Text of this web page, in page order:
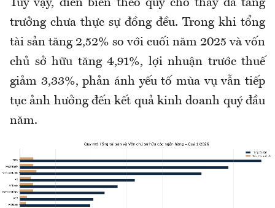
Tuy vậy, diễn biến theo quý cho thấy đà tăng
trưởng chưa thực sự đồng đều. Trong khi tổng
tài sản tăng 2,52% so với cuối năm 2025 và vốn
chủ sở hữu tăng 4,91%, lợi nhuận trước thuế
giảm 3,33%, phản ánh yếu tố mùa vụ vẫn tiếp
tục ảnh hưởng đến kết quả kinh doanh quý đầu
năm.